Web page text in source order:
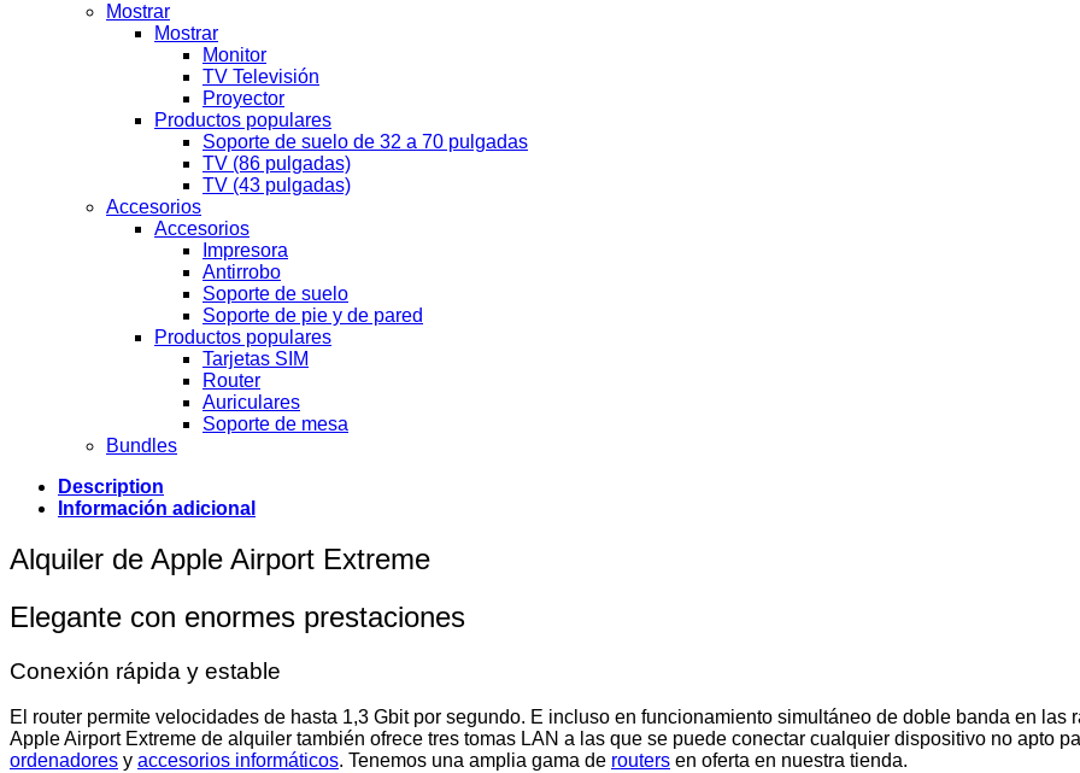
Mostrar
Mostrar
Monitor
TV Televisión
Proyector
Productos populares
Soporte de suelo de 32 a 70 pulgadas
TV (86 pulgadas)
TV (43 pulgadas)
Accesorios
Accesorios
Impresora
Antirrobo
Soporte de suelo
Soporte de pie y de pared
Productos populares
Tarjetas SIM
Router
Auriculares
Soporte de mesa
Bundles
Description
Información adicional
Alquiler de Apple Airport Extreme
Elegante con enormes prestaciones
Conexión rápida y estable
El router permite velocidades de hasta 1,3 Gbit por segundo. E incluso en funcionamiento simultáneo de doble banda en las
Apple Airport Extreme de alquiler también ofrece tres tomas LAN a las que se puede conectar cualquier dispositivo no apto
ordenadores y accesorios informáticos. Tenemos una amplia gama de routers en oferta en nuestra tienda.